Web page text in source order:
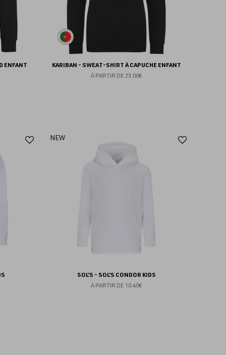
ENFANT
KARIBAN - SWEAT-SHIRT À CAPUCHE ENFANT
À PARTIR DE 23.00€
Ajouter
NEW
SOL'S - SOL'S CONDOR KIDS
À PARTIR DE 10.40€